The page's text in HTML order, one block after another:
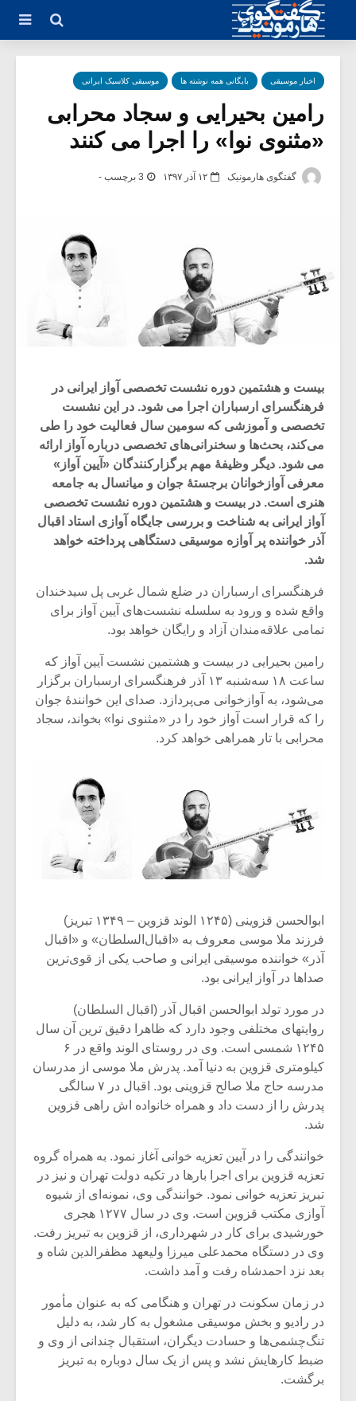
اخبار موسیقی بایگانی همه نوشته ها موسیقی کلاسیک ایرانی
رامین بحیرایی و سجاد محرابی
«مثنوی نوا» را اجرا می کنند
گفتگوی هارمونیک ۱۲ آذر ۱۳۹۷ 3 برچسب -
بیست و هشتمین دوره نشست تخصصی آواز ایرانی در
فرهنگسرای ارسباران اجرا می شود. در این نشست
تخصصی و آموزشی که سومین سال فعالیت خود را طی
می‌کند، بحث‌ها و سخنرانی‌‌های تخصصی درباره آواز ارائه
می شود. دیگر وظیفۀ مهم برگزارکنندگان «آیین آواز»
معرفی آوازخوانان برجستۀ جوان و میانسال به جامعه
هنری است. در بیست و هشتمین دوره نشست تخصصی
آواز ایرانی به شناخت و بررسی جایگاه آوازی استاد اقبال
آذر خواننده پر آوازه موسیقی دستگاهی پرداخته خواهد
شد.
فرهنگسرای ارسباران در ضلع شمال غربی پل سیدخندان
واقع شده و ورود به سلسله نشست‌های آیین آواز برای
تمامی علاقه‌مندان آزاد و رایگان خواهد بود.
رامین بحیرایی در بیست و هشتمین نشست آیین آواز که
ساعت ۱۸ سه‌شنبه ۱۳ آذر فرهنگسرای ارسباران برگزار
می‌شود، به آوازخوانی می‌پردازد. صدای این خوانندۀ جوان
را که قرار است آواز خود را در «مثنوی نوا» بخواند، سجاد
محرابی با تار همراهی خواهد کرد.
ابوالحسن قزوینی (۱۲۴۵ الوند قزوین – ۱۳۴۹ تبریز)
فرزند ملا موسی معروف به «اقبال‌السلطان» و «اقبال
آذر» خواننده موسیقی ایرانی و صاحب یکی از قوی‌ترین
صداها در آواز ایرانی بود.
در مورد تولد ابوالحسن اقبال آذر (اقبال السلطان)
روایتهای مختلفی وجود دارد که ظاهرا دقیق ترین آن سال
۱۲۴۵ شمسی است. وی در روستای الوند واقع در ۶
کیلومتری قزوین به دنیا آمد. پدرش ملا موسی از مدرسان
مدرسه حاج ملا صالح قزوینی بود. اقبال در ۷ سالگی
پدرش را از دست داد و همراه خانواده اش راهی قزوین
شد.
خوانندگی را در آیین تعزیه خوانی آغاز نمود. به همراه گروه
تعزیه قزوین برای اجرا بارها در تکیه دولت تهران و نیز در
تبریز تعزیه خوانی نمود. خوانندگی وی، نمونه‌ای از شیوه
آوازی مکتب قزوین است. وی در سال ۱۲۷۷ هجری
خورشیدی برای کار در شهرداری، از قزوین به تبریز رفت.
وی در دستگاه محمدعلی میرزا ولیعهد مظفرالدین شاه و
بعد نزد احمدشاه رفت‌ و آمد داشت.
در زمان سکونت در تهران و هنگامی که به عنوان مأمور
در رادیو و بخش موسیقی مشغول به کار شد، به دلیل
تنگ‌چشمی‌ها و حسادت دیگران، استقبال چندانی از وی و
ضبط کارهایش نشد و پس از یک سال دوباره به تبریز
برگشت.
میکلوش روژا
یادداشتی بر موسیقی
متن فیلم «متری
شیش و نیم»
بدنام ترین باش
موریس ژار
موسیقی